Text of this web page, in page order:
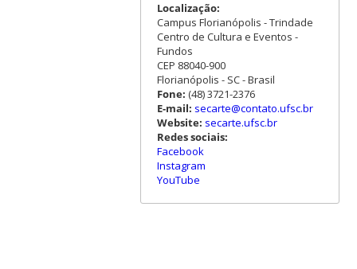
Localização:
Campus Florianópolis - Trindade
Centro de Cultura e Eventos -
Fundos
CEP 88040-900
Florianópolis - SC - Brasil
Fone: (48) 3721-2376
E-mail: secarte@contato.ufsc.br
Website: secarte.ufsc.br
Redes sociais:
Facebook
Instagram
YouTube